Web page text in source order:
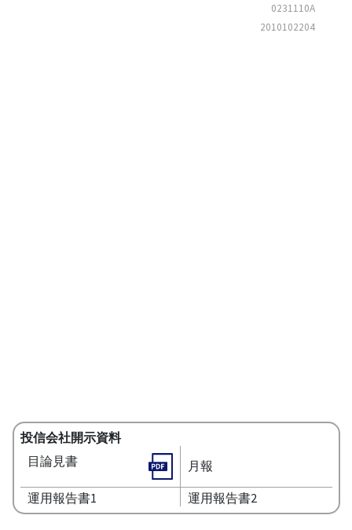
0231110A
2010102204
投信会社開示資料
目論見書
月報
運用報告書1 運用報告書2